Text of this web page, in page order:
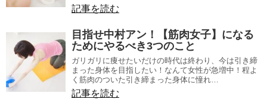
記事を読む
目指せ中村アン！【筋肉女子】になる
ためにやるべき3つのこと
ガリガリに痩せたいだけの時代は終わり、今は引き締
まった身体を目指したい！なんて女性が急増中！程よ
く筋肉のついた引き締まった身体に憧れ…
記事を読む